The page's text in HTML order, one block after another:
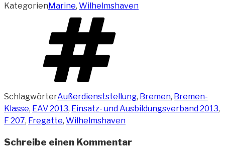
KategorienMarine, Wilhelmshaven
SchlagwörterAußerdienststellung, Bremen, Bremen-
Klasse, EAV 2013, Einsatz- und Ausbildungsverband 2013,
F 207, Fregatte, Wilhelmshaven
Schreibe einen Kommentar